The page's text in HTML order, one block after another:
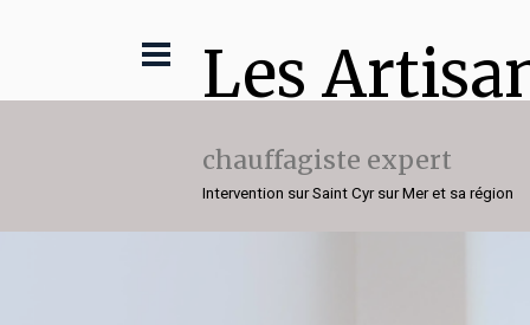
Les
chauffagiste expert
Intervention sur Saint Cyr sur Mer et sa région